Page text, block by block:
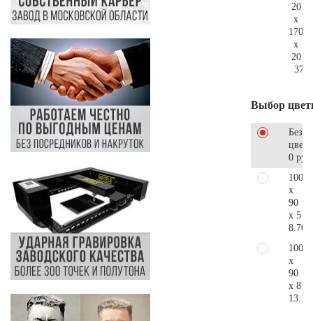
20
x
170
x
20
Выбор
Без
0 руб.
100
x
90
x 5
100
x
90
x 8